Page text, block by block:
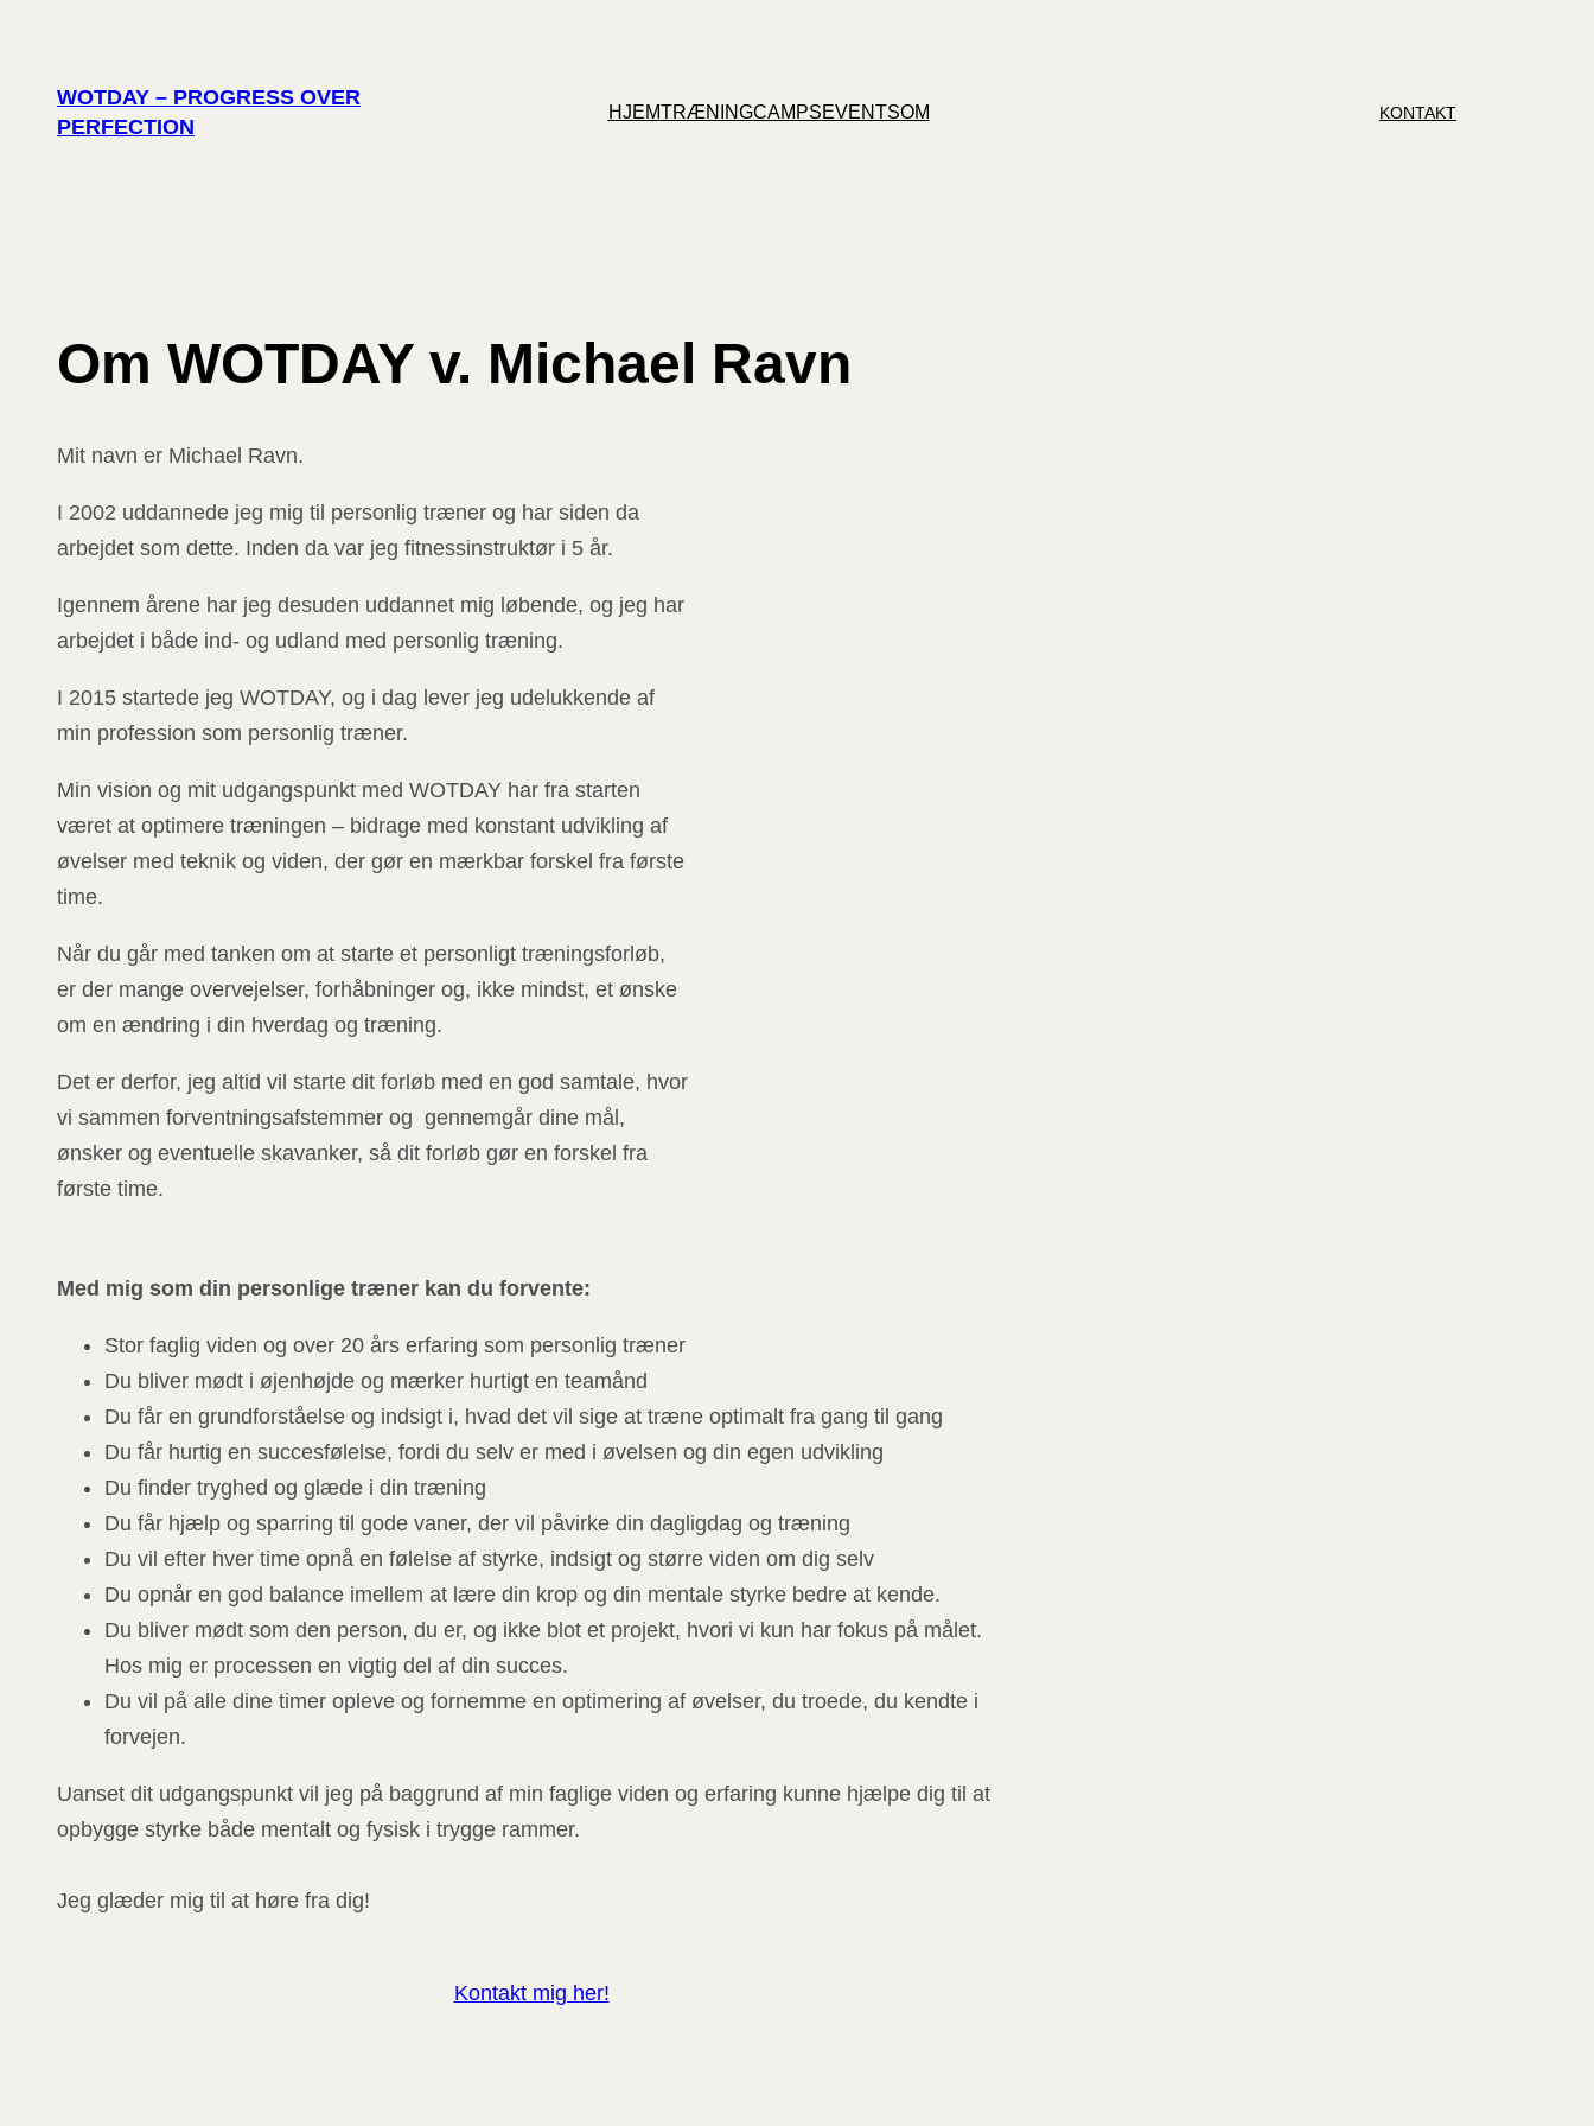
indholdWOTDAY – PROGRESS OVER
PERFECTION
HJEMTRÆNINGCAMPSEVENTSOM KONTAKT
Om WOTDAY v. Michael Ravn
Mit navn er Michael Ravn.
I 2002 uddannede jeg mig til personlig træner og har siden da
arbejdet som dette. Inden da var jeg fitnessinstruktør i 5 år.
Igennem årene har jeg desuden uddannet mig løbende, og jeg har
arbejdet i både ind- og udland med personlig træning.
I 2015 startede jeg WOTDAY, og i dag lever jeg udelukkende af
min profession som personlig træner.
Min vision og mit udgangspunkt med WOTDAY har fra starten
været at optimere træningen – bidrage med konstant udvikling af
øvelser med teknik og viden, der gør en mærkbar forskel fra første
time.
Når du går med tanken om at starte et personligt træningsforløb,
er der mange overvejelser, forhåbninger og, ikke mindst, et ønske
om en ændring i din hverdag og træning.
Det er derfor, jeg altid vil starte dit forløb med en god samtale, hvor
vi sammen forventningsafstemmer og gennemgår dine mål,
ønsker og eventuelle skavanker, så dit forløb gør en forskel fra
første time.
Med mig som din personlige træner kan du forvente:
Stor faglig viden og over 20 års erfaring som personlig træner
Du bliver mødt i øjenhøjde og mærker hurtigt en teamånd
Du får en grundforståelse og indsigt i, hvad det vil sige at træne optimalt fra gang til gang
Du får hurtig en succesfølelse, fordi du selv er med i øvelsen og din egen udvikling
Du finder tryghed og glæde i din træning
Du får hjælp og sparring til gode vaner, der vil påvirke din dagligdag og træning
Du vil efter hver time opnå en følelse af styrke, indsigt og større viden om dig selv
Du opnår en god balance imellem at lære din krop og din mentale styrke bedre at kende.
Du bliver mødt som den person, du er, og ikke blot et projekt, hvori vi kun har fokus på målet.
Hos mig er processen en vigtig del af din succes.
Du vil på alle dine timer opleve og fornemme en optimering af øvelser, du troede, du kendte i
forvejen.
Uanset dit udgangspunkt vil jeg på baggrund af min faglige viden og erfaring kunne hjælpe dig til at
opbygge styrke både mentalt og fysisk i trygge rammer.
Jeg glæder mig til at høre fra dig!
Kontakt mig her!